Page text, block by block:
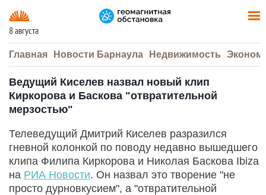
8 августа
Главная Новости Барнаула Недвижимость
Ведущий Киселев назвал новый клип
Киркорова и Баскова "отвратительной
мерзостью"
Телеведущий Дмитрий Киселев разразился
гневной колонкой по поводу недавно вышедшего
клипа Филипа Киркорова и Николая Баскова Ibiza
на РИА Новости. Он назвал это творение "не
просто дурновкусием", а "отвратительной